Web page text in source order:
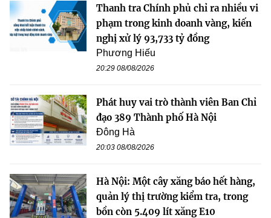
Thanh tra Chính phủ chỉ ra nhiều vi
phạm trong kinh doanh vàng, kiến
nghị xử lý 93,733 tỷ đồng
Phương Hiếu
20:29 08/08/2026
Phát huy vai trò thành viên Ban Chỉ
đạo 389 Thành phố Hà Nội
Đông Hà
20:03 08/08/2026
Hà Nội: Một cây xăng báo hết hàng,
quản lý thị trường kiểm tra, trong
bồn còn 5.409 lít xăng E10